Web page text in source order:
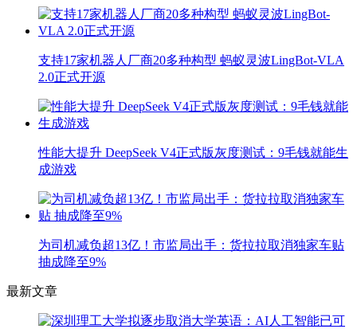
支持17家机器人厂商20多种构型 蚂蚁灵波LingBot-VLA
2.0正式开源
性能大提升 DeepSeek V4正式版灰度测试：9毛钱就能生
成游戏
为司机减负超13亿！市监局出手：货拉拉取消独家车贴
抽成降至9%
最新文章